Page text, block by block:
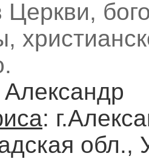
Александр
:
обл.,